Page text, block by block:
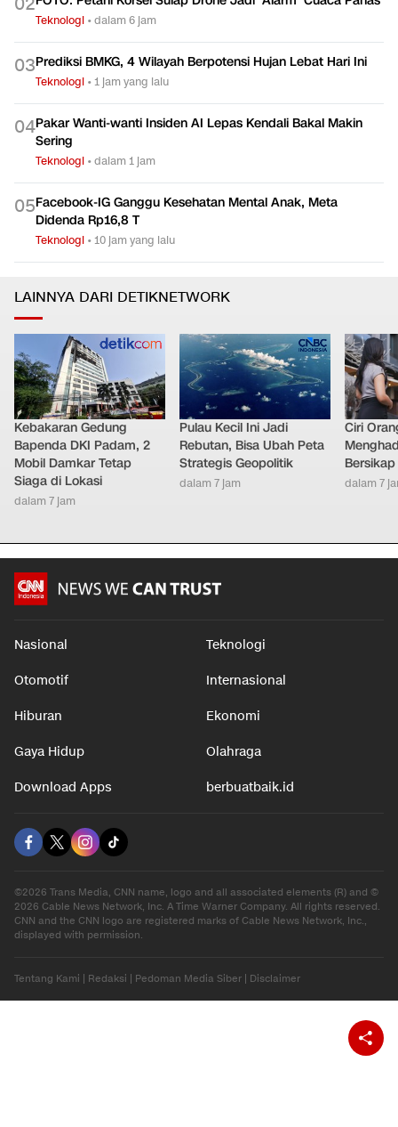
02
Teknologi •dalam 6 jam
03Prediksi BMKG, 4 Wilayah Berpotensi Hujan Lebat Hari Ini
Teknologi •1 jam yang lalu
04Pakar Wanti-wanti Insiden AI Lepas Kendali Bakal Makin
Sering
Teknologi •dalam 1 jam
05Facebook-IG Ganggu Kesehatan Mental Anak, Meta
Didenda Rp16,8 T
Teknologi •10 jam yang lalu
LAINNYA DARI DETIKNETWORK
Kebakaran Gedung
Bapenda DKI Padam, 2
Mobil Damkar Tetap
Siaga di Lokasi
dalam 7 jam
Pulau Kecil Ini Jadi
Rebutan, Bisa Ubah Peta
Strategis Geopolitik
dalam 7 jam
Ciri
dalam 7
Nasional Teknologi
Otomotif Internasional
Hiburan Ekonomi
Gaya Hidup Olahraga
Download Apps berbuatbaik.id
©2026 Trans Media, CNN name, logo and all associated elements (R) and ©
2026 Cable News Network, Inc. A Time Warner Company. All rights reserved.
CNN and the CNN logo are registered marks of Cable News Network, Inc.,
displayed with permission.
Tentang Kami Redaksi Pedoman Media Siber Disclaimer